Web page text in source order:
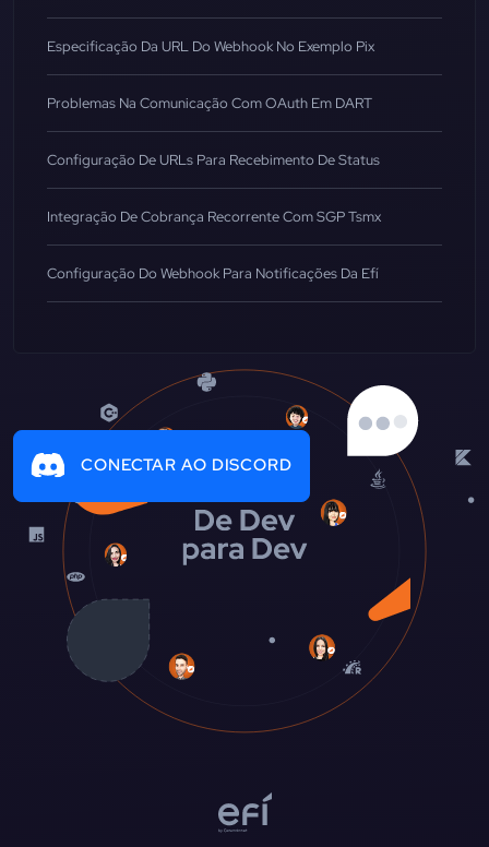
Especificação Da URL Do Webhook No Exemplo Pix
Problemas Na Comunicação Com OAuth Em DART
Configuração De URLs Para Recebimento De Status
Integração De Cobrança Recorrente Com SGP Tsmx
Configuração Do Webhook Para Notificações Da Efí
CONECTAR AO DISCORD